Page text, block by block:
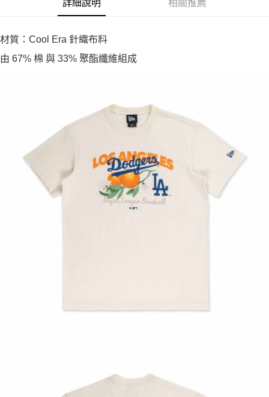
詳細說明 相關推薦
材質：Cool Era 針織布料
由 67% 棉 與 33% 聚酯纖維組成